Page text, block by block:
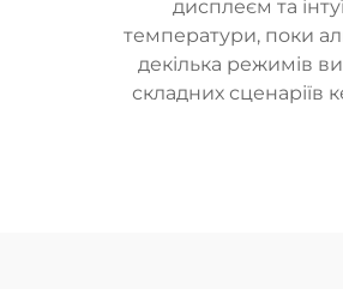
дисплеєм та
температури, поки
декілька режимів
складних сценаріїв